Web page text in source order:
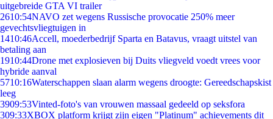
uitgebreide GTA VI trailer
2610:54NAVO zet wegens Russische provocatie 250% meer
gevechtsvliegtuigen in
1410:46Accell, moederbedrijf Sparta en Batavus, vraagt uitstel van
betaling aan
1910:44Drone met explosieven bij Duits vliegveld voedt vrees voor
hybride aanval
5710:16Waterschappen slaan alarm wegens droogte: Gereedschapskist
leeg
3909:53Vinted-foto's van vrouwen massaal gedeeld op seksfora
309:33XBOX platform krijgt zijn eigen "Platinum" achievements dit